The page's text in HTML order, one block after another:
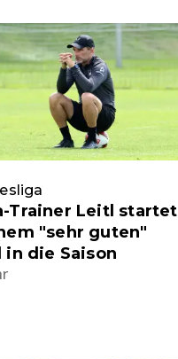
Trainer Leitl startet
"sehr guten"
in die Saison